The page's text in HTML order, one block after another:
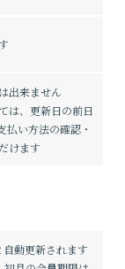
出来ません
は、更新日の前日
い方法の確認・
けます
自動更新されます